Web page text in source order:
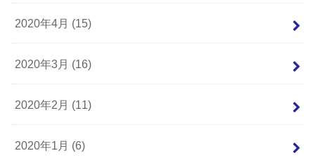
2020年4月 (15)
2020年3月 (16)
2020年2月 (11)
2020年1月 (6)